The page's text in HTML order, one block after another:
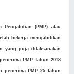
Pengabdian (PMP) atau
bekerja mengabdikan
yang juga dilaksanakan
PMP Tahun 2018
penerima PMP 25 tahun